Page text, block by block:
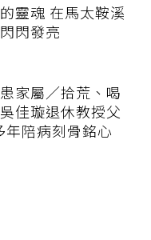
靈魂 在馬太鞍溪
閃發亮
家屬／拾荒、喝
佳璇退休教授父
年陪病刻骨銘心